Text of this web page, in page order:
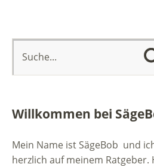
Willkommen bei
Mein Name ist SägeBob und
herzlich auf meinem Ratgeber.